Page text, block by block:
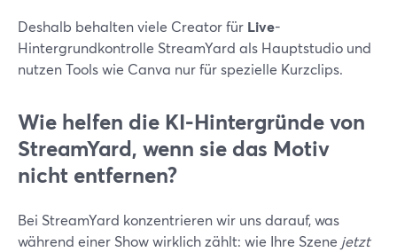
Deshalb behalten viele Creator für Live-
Hintergrundkontrolle StreamYard als Hauptstudio und
nutzen Tools wie Canva nur für spezielle Kurzclips.
Wie helfen die KI-Hintergründe von
StreamYard, wenn sie das Motiv
nicht entfernen?
Bei StreamYard konzentrieren wir uns darauf, was
während einer Show wirklich zählt: wie Ihre Szene jetzt